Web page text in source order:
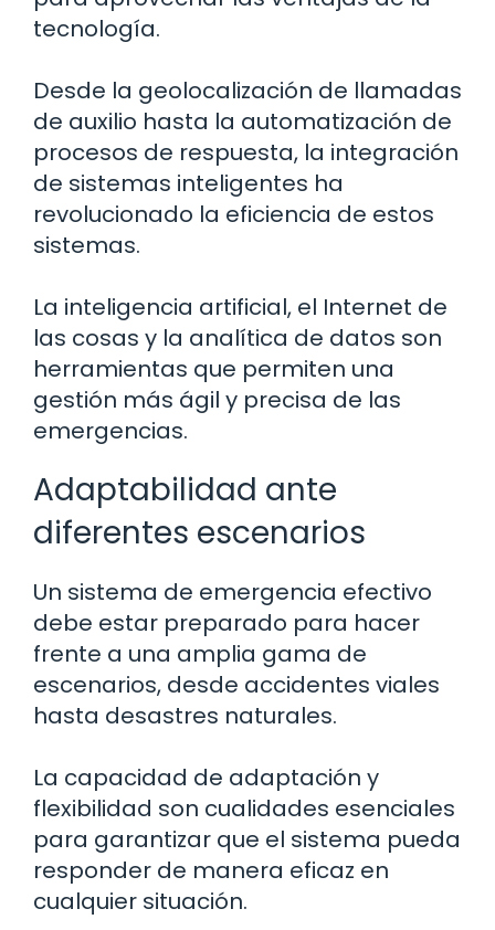
tecnología.
Desde la geolocalización de llamadas
de auxilio hasta la automatización de
procesos de respuesta, la integración
de sistemas inteligentes ha
revolucionado la eficiencia de estos
sistemas.
La inteligencia artificial, el Internet de
las cosas y la analítica de datos son
herramientas que permiten una
gestión más ágil y precisa de las
emergencias.
Adaptabilidad ante
diferentes escenarios
Un sistema de emergencia efectivo
debe estar preparado para hacer
frente a una amplia gama de
escenarios, desde accidentes viales
hasta desastres naturales.
La capacidad de adaptación y
flexibilidad son cualidades esenciales
para garantizar que el sistema pueda
responder de manera eficaz en
cualquier situación.